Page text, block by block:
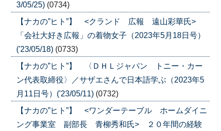
3/05/25) (0734)
【ナカの”ヒト”】 <クランド 広報 遠山彩華氏>
「会社大好き広報」の着物女子（2023年5月18日号）
('23/05/18) (0733)
【ナカの”ヒト”】 〈ＤＨＬジャパン トニー・カー
ン代表取締役〉／サザエさんで日本語学ぶ（2023年5
月11日号）('23/05/11) (0732)
【ナカの”ヒト”】 <ワンダーテーブル ホームダイニ
ング事業室 副部長 青柳秀和氏> ２０年間の経験